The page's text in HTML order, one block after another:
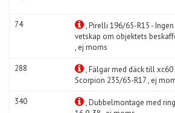
74
, Pirelli 196/65-R15 - Ingen
vetskap om objektets
, ej moms
288
, Fälgar med däck till xc60
Scorpion 235/65-R17 , ej
340
, Dubbelmontage med